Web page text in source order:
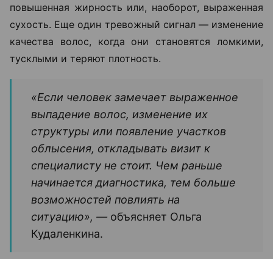
повышенная жирность или, наоборот, выраженная
сухость. Еще один тревожный сигнал — изменение
качества волос, когда они становятся ломкими,
тусклыми и теряют плотность.
«Если человек замечает выраженное
выпадение волос, изменение их
структуры или появление участков
облысения, откладывать визит к
специалисту не стоит. Чем раньше
начинается диагностика, тем больше
возможностей повлиять на
ситуацию», — объясняет Ольга
Кудаленкина.